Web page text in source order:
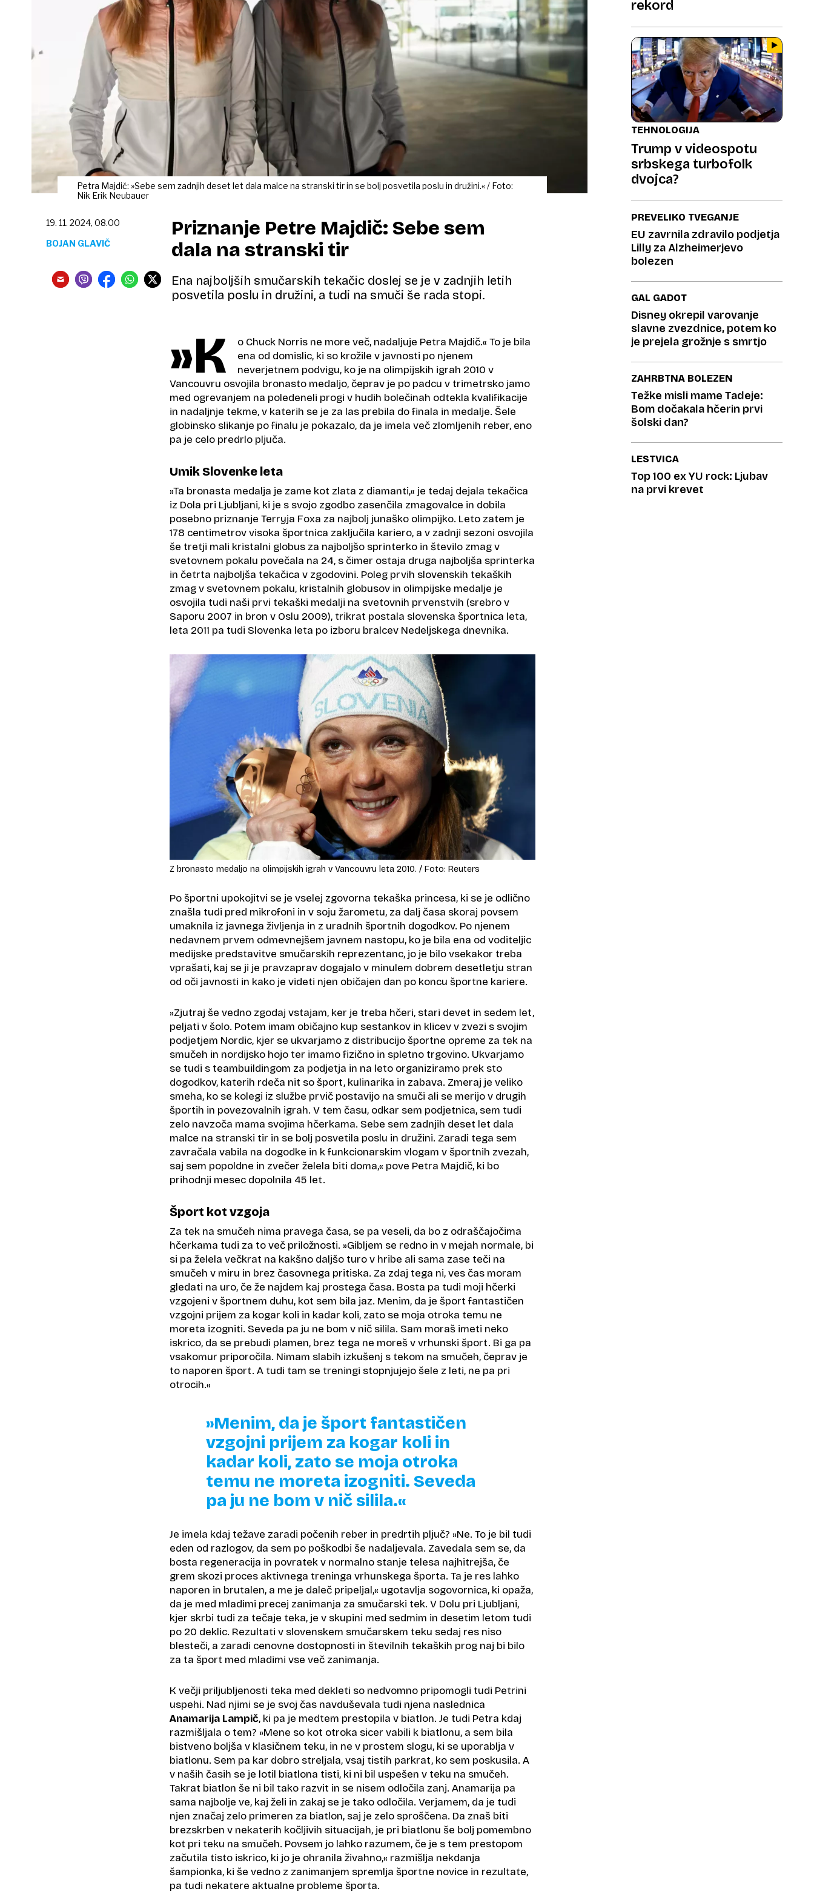
Petra Majdič: »Sebe sem zadnjih deset let dala malce na stranski tir in se bolj posvetila poslu in družini.« / Foto:
Nik Erik Neubauer
Priznanje Petre Majdič: Sebe sem
dala na stranski tir
Ena najboljših smučarskih tekačic doslej se je v zadnjih letih
posvetila poslu in družini, a tudi na smuči še rada stopi.
19. 11. 2024, 08.00
BOJAN GLAVIČ
»K
o Chuck Norris ne more več, nadaljuje Petra Majdič.« To je bila
ena od domislic, ki so krožile v javnosti po njenem
neverjetnem podvigu, ko je na olimpijskih igrah 2010 v
Vancouvru osvojila bronasto medaljo, čeprav je po padcu v trimetrsko jamo
med ogrevanjem na poledeneli progi v hudih bolečinah odtekla kvalifikacije
in nadaljnje tekme, v katerih se je za las prebila do finala in medalje. Šele
globinsko slikanje po finalu je pokazalo, da je imela več zlomljenih reber, eno
pa je celo predrlo pljuča.
Umik Slovenke leta
»Ta bronasta medalja je zame kot zlata z diamanti,« je tedaj dejala tekačica
iz Dola pri Ljubljani, ki je s svojo zgodbo zasenčila zmagovalce in dobila
posebno priznanje Terryja Foxa za najbolj junaško olimpijko. Leto zatem je
178 centimetrov visoka športnica zaključila kariero, a v zadnji sezoni osvojila
še tretji mali kristalni globus za najboljšo sprinterko in število zmag v
svetovnem pokalu povečala na 24, s čimer ostaja druga najboljša sprinterka
in četrta najboljša tekačica v zgodovini. Poleg prvih slovenskih tekaških
zmag v svetovnem pokalu, kristalnih globusov in olimpijske medalje je
osvojila tudi naši prvi tekaški medalji na svetovnih prvenstvih (srebro v
Saporu 2007 in bron v Oslu 2009), trikrat postala slovenska športnica leta,
leta 2011 pa tudi Slovenka leta po izboru bralcev Nedeljskega dnevnika.
Z bronasto medaljo na olimpijskih igrah v Vancouvru leta 2010. / Foto: Reuters
Po športni upokojitvi se je vselej zgovorna tekaška princesa, ki se je odlično
znašla tudi pred mikrofoni in v soju žarometu, za dalj časa skoraj povsem
umaknila iz javnega življenja in z uradnih športnih dogodkov. Po njenem
nedavnem prvem odmevnejšem javnem nastopu, ko je bila ena od voditeljic
medijske predstavitve smučarskih reprezentanc, jo je bilo vsekakor treba
vprašati, kaj se ji je pravzaprav dogajalo v minulem dobrem desetletju stran
od oči javnosti in kako je videti njen običajen dan po koncu športne kariere.
»Zjutraj še vedno zgodaj vstajam, ker je treba hčeri, stari devet in sedem let,
peljati v šolo. Potem imam običajno kup sestankov in klicev v zvezi s svojim
podjetjem Nordic, kjer se ukvarjamo z distribucijo športne opreme za tek na
smučeh in nordijsko hojo ter imamo fizično in spletno trgovino. Ukvarjamo
se tudi s teambuildingom za podjetja in na leto organiziramo prek sto
dogodkov, katerih rdeča nit so šport, kulinarika in zabava. Zmeraj je veliko
smeha, ko se kolegi iz službe prvič postavijo na smuči ali se merijo v drugih
športih in povezovalnih igrah. V tem času, odkar sem podjetnica, sem tudi
zelo navzoča mama svojima hčerkama. Sebe sem zadnjih deset let dala
malce na stranski tir in se bolj posvetila poslu in družini. Zaradi tega sem
zavračala vabila na dogodke in k funkcionarskim vlogam v športnih zvezah,
saj sem popoldne in zvečer želela biti doma,« pove Petra Majdič, ki bo
prihodnji mesec dopolnila 45 let.
Šport kot vzgoja
Za tek na smučeh nima pravega časa, se pa veseli, da bo z odraščajočima
hčerkama tudi za to več priložnosti. »Gibljem se redno in v mejah normale, bi
si pa želela večkrat na kakšno daljšo turo v hribe ali sama zase teči na
smučeh v miru in brez časovnega pritiska. Za zdaj tega ni, ves čas moram
gledati na uro, če že najdem kaj prostega časa. Bosta pa tudi moji hčerki
vzgojeni v športnem duhu, kot sem bila jaz. Menim, da je šport fantastičen
vzgojni prijem za kogar koli in kadar koli, zato se moja otroka temu ne
moreta izogniti. Seveda pa ju ne bom v nič silila. Sam moraš imeti neko
iskrico, da se prebudi plamen, brez tega ne moreš v vrhunski šport. Bi ga pa
vsakomur priporočila. Nimam slabih izkušenj s tekom na smučeh, čeprav je
to naporen šport. A tudi tam se treningi stopnjujejo šele z leti, ne pa pri
otrocih.«
»Menim, da je šport fantastičen
vzgojni prijem za kogar koli in
kadar koli, zato se moja otroka
temu ne moreta izogniti. Seveda
pa ju ne bom v nič silila.«
Je imela kdaj težave zaradi počenih reber in predrtih pljuč? »Ne. To je bil tudi
eden od razlogov, da sem po poškodbi še nadaljevala. Zavedala sem se, da
bosta regeneracija in povratek v normalno stanje telesa najhitrejša, če
grem skozi proces aktivnega treninga vrhunskega športa. Ta je res lahko
naporen in brutalen, a me je daleč pripeljal,« ugotavlja sogovornica, ki opaža,
da je med mladimi precej zanimanja za smučarski tek. V Dolu pri Ljubljani,
kjer skrbi tudi za tečaje teka, je v skupini med sedmim in desetim letom tudi
po 20 deklic. Rezultati v slovenskem smučarskem teku sedaj res niso
blesteči, a zaradi cenovne dostopnosti in številnih tekaških prog naj bi bilo
za ta šport med mladimi vse več zanimanja.
K večji priljubljenosti teka med dekleti so nedvomno pripomogli tudi Petrini
uspehi. Nad njimi se je svoj čas navduševala tudi njena naslednica
Anamarija Lampič, ki pa je medtem prestopila v biatlon. Je tudi Petra kdaj
razmišljala o tem? »Mene so kot otroka sicer vabili k biatlonu, a sem bila
bistveno boljša v klasičnem teku, in ne v prostem slogu, ki se uporablja v
biatlonu. Sem pa kar dobro streljala, vsaj tistih parkrat, ko sem poskusila. A
v naših časih se je lotil biatlona tisti, ki ni bil uspešen v teku na smučeh.
Takrat biatlon še ni bil tako razvit in se nisem odločila zanj. Anamarija pa
sama najbolje ve, kaj želi in zakaj se je tako odločila. Verjamem, da je tudi
njen značaj zelo primeren za biatlon, saj je zelo sproščena. Da znaš biti
brezskrben v nekaterih kočljivih situacijah, je pri biatlonu še bolj pomembno
kot pri teku na smučeh. Povsem jo lahko razumem, če je s tem prestopom
začutila tisto iskrico, ki jo je ohranila živahno,« razmišlja nekdanja
šampionka, ki še vedno z zanimanjem spremlja športne novice in rezultate,
pa tudi nekatere aktualne probleme športa.
rekord
TEHNOLOGIJA
Trump v videospotu
srbskega turbofolk
dvojca?
PREVELIKO TVEGANJE
EU zavrnila zdravilo podjetja
Lilly za Alzheimerjevo
bolezen
GAL GADOT
Disney okrepil varovanje
slavne zvezdnice, potem ko
je prejela grožnje s smrtjo
ZAHRBTNA BOLEZEN
Težke misli mame Tadeje:
Bom dočakala hčerin prvi
šolski dan?
LESTVICA
Top 100 ex YU rock: Ljubav
na prvi krevet